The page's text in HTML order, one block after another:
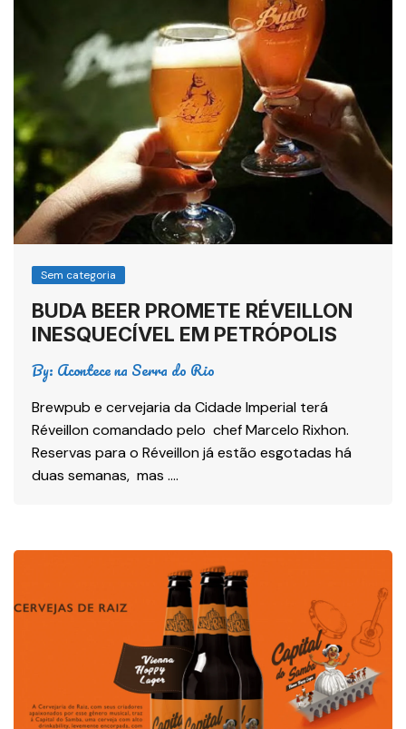
Sem categoria
BUDA BEER PROMETE RÉVEILLON
INESQUECÍVEL EM PETRÓPOLIS
By: Acontece na Serra do Rio
Brewpub e cervejaria da Cidade Imperial terá
Réveillon comandado pelo chef Marcelo Rixhon.
Reservas para o Réveillon já estão esgotadas há
duas semanas, mas ….